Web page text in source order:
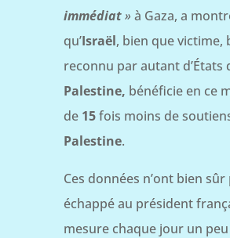
immédiat» à Gaza, a
qu’Israël, bien que victime,
reconnu par autant d’États
Palestine, bénéficie en ce
de 15fois moins de
Palestine.
Ces données n’ont bien sûr
échappé au président
mesure chaque jour un